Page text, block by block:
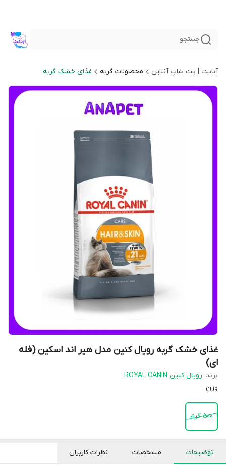
جستجو
آناپت | پت شاپ آنلاین محصولات گربه غذای خشک گربه
غذای خشک گربه رویال کنین مدل هیر اند اسکین (فله
ای)
برند: رویال کنین ROYAL CANIN
وزن
500 گرم
توضیحات مشخصات نظرات کاربران